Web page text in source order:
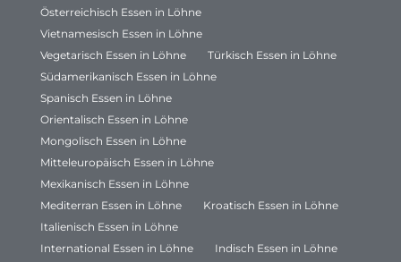
Österreichisch Essen in Löhne
Vietnamesisch Essen in Löhne
Vegetarisch Essen in Löhne
Türkisch Essen in Löhne
Südamerikanisch Essen in Löhne
Spanisch Essen in Löhne
Orientalisch Essen in Löhne
Mongolisch Essen in Löhne
Mitteleuropäisch Essen in Löhne
Mexikanisch Essen in Löhne
Mediterran Essen in Löhne
Kroatisch Essen in Löhne
Italienisch Essen in Löhne
International Essen in Löhne
Indisch Essen in Löhne